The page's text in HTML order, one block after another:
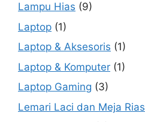
Lampu Hias (9)
Laptop (1)
Laptop & Aksesoris (1)
Laptop & Komputer (1)
Laptop Gaming (3)
Lemari Laci dan Meja Rias